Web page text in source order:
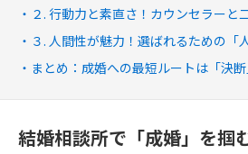
２. 行動力と素直さ！カウンセラーと
３. 人間性が魅力！選ばれるための「
まとめ：成婚への最短ルートは「決断
結婚相談所で「成婚」を掴